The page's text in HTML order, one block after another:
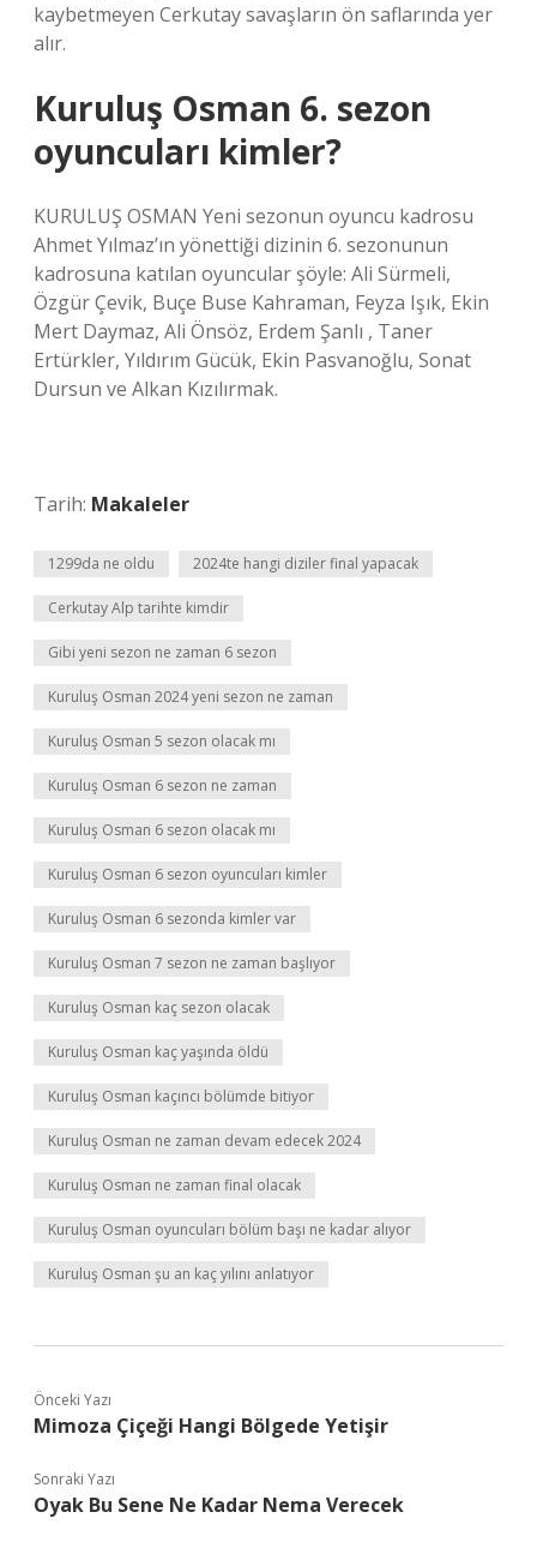
kaybetmeyen Cerkutay savaşların ön saflarında yer
alır.
Kuruluş Osman 6. sezon
oyuncuları kimler?
KURULUŞ OSMAN Yeni sezonun oyuncu kadrosu
Ahmet Yılmaz’ın yönettiği dizinin 6. sezonunun
kadrosuna katılan oyuncular şöyle: Ali Sürmeli,
Özgür Çevik, Buçe Buse Kahraman, Feyza Işık, Ekin
Mert Daymaz, Ali Önsöz, Erdem Şanlı , Taner
Ertürkler, Yıldırım Gücük, Ekin Pasvanoğlu, Sonat
Dursun ve Alkan Kızılırmak.
Tarih: Makaleler
1299da ne oldu 2024te hangi diziler final yapacak
Cerkutay Alp tarihte kimdir
Gibi yeni sezon ne zaman 6 sezon
Kuruluş Osman 2024 yeni sezon ne zaman
Kuruluş Osman 5 sezon olacak mı
Kuruluş Osman 6 sezon ne zaman
Kuruluş Osman 6 sezon olacak mı
Kuruluş Osman 6 sezon oyuncuları kimler
Kuruluş Osman 6 sezonda kimler var
Kuruluş Osman 7 sezon ne zaman başlıyor
Kuruluş Osman kaç sezon olacak
Kuruluş Osman kaç yaşında öldü
Kuruluş Osman kaçıncı bölümde bitiyor
Kuruluş Osman ne zaman devam edecek 2024
Kuruluş Osman ne zaman final olacak
Kuruluş Osman oyuncuları bölüm başı ne kadar alıyor
Kuruluş Osman şu an kaç yılını anlatıyor
Önceki Yazı
Mimoza Çiçeği Hangi Bölgede Yetişir
Sonraki Yazı
Oyak Bu Sene Ne Kadar Nema Verecek